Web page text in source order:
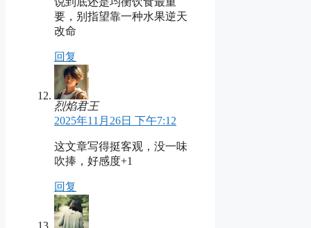
要，别指望靠一种水果逆天
改命
回复
烈焰君王
2025年11月26日 下午7:12
这文章写得挺客观，没一味
吹捧，好感度+1
回复